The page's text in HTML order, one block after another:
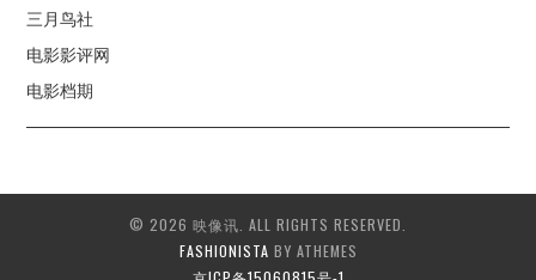
三月鸟社
电影影评网
电影档期
© 2026 映像讯. ALL RIGHTS RESERVED.
FASHIONISTA BY ATHEMES